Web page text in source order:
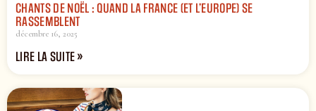
CHANTS DE NOËL : QUAND LA FRANCE (ET L’EUROPE) SE
RASSEMBLENT
décembre 16, 2025
LIRE LA SUITE »